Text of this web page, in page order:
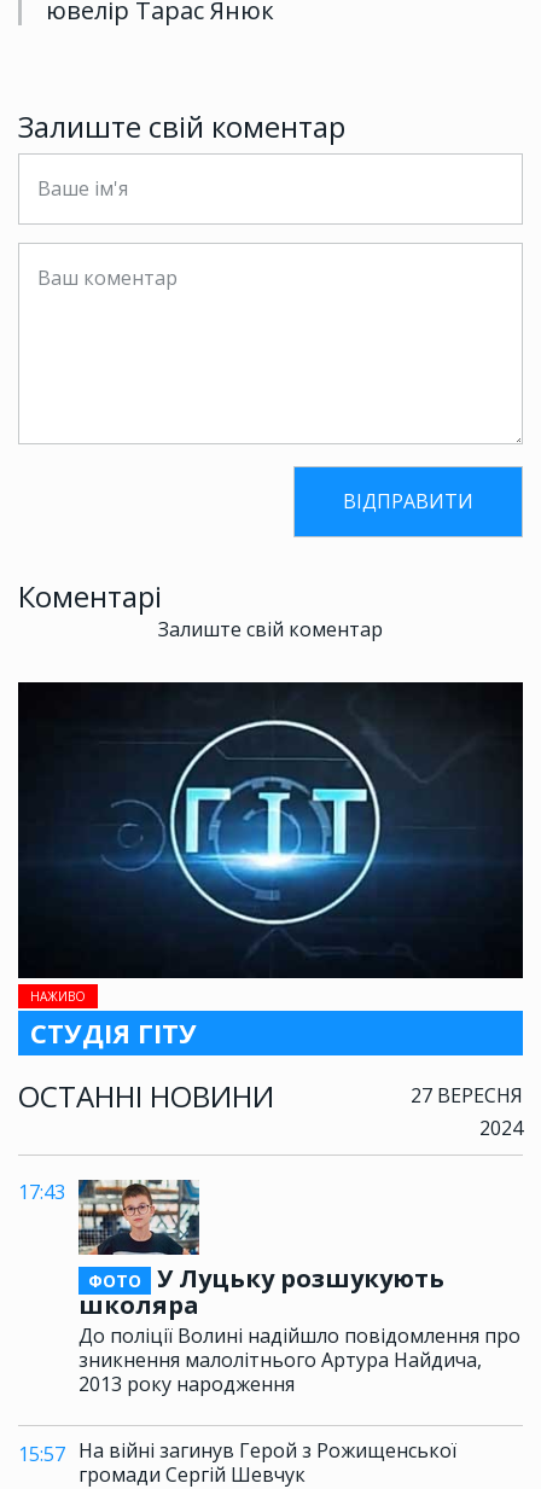
НАЖИВО
СТУДІЯ ГІТУ
ОСТАННІ НОВИНИ
27 ВЕРЕСНЯ
2024
17:43
ФОТО
У Луцьку розшукують
школяра
До поліції Волині надійшло повідомлення про
зникнення малолітнього Артура Найдича,
2013 року народження
15:57 На війні загинув Герой з Рожищенської
громади Сергій Шевчук
ювелір Тарас Янюк
Залиште свій коментар
Коментарі
Залиште свій коментар